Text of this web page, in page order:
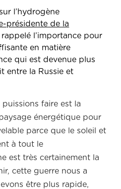
l’hydrogène
présidente de la
rappelé l’importance pour
en matière
qui est devenue plus
entre la Russie et
faire est la
énergétique pour
parce que le soleil et
à tout le
est très certainement la
cette guerre nous a
être plus rapide,